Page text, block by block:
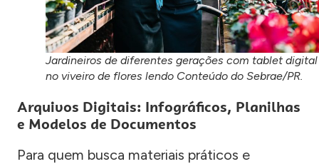
Jardineiros de diferentes gerações com tablet digital
no viveiro de flores lendo Conteúdo do Sebrae/PR.
Arquivos Digitais: Infográficos, Planilhas
e Modelos de Documentos
Para quem busca materiais práticos e